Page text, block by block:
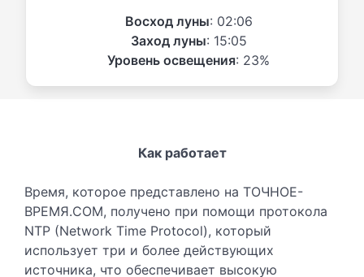
Восход луны: 02:06
Заход луны: 15:05
Уровень освещения: 23%
Как работает
Время, которое представлено на ТОЧНОЕ-
ВРЕМЯ.COM, получено при помощи протокола
NTP (Network Time Protocol), который
использует три и более действующих
источника, что обеспечивает высокую